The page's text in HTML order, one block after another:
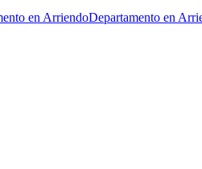
en ArriendoDepartamento en